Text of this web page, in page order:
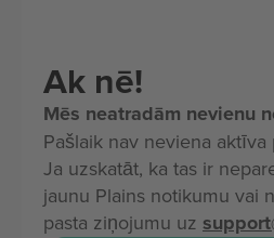
Ak nē!
Mēs neatradām nevienu
Pašlaik nav neviena aktīva
Ja uzskatāt, ka tas ir
jaunu Plains notikumu vai
pasta ziņojumu uz